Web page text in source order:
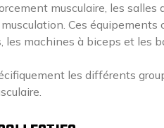
musculaire, les
Ces
les machines à biceps et les
les différents